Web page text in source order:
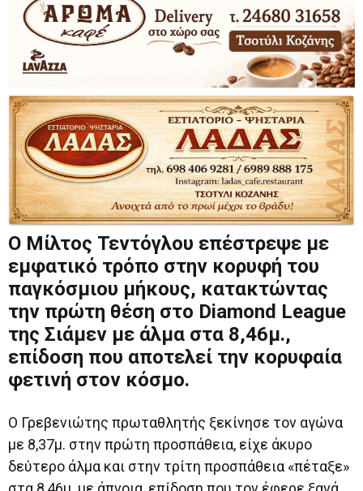
Ο Μίλτος Τεντόγλου επέστρεψε με
εμφατικό τρόπο στην κορυφή του
παγκόσμιου μήκους, κατακτώντας
την πρώτη θέση στο Diamond League
της Σιάμεν με άλμα στα 8,46μ.,
επίδοση που αποτελεί την κορυφαία
φετινή στον κόσμο.
Ο Γρεβενιώτης πρωταθλητής ξεκίνησε τον αγώνα
με 8,37μ. στην πρώτη προσπάθεια, είχε άκυρο
δεύτερο άλμα και στην τρίτη προσπάθεια «πέταξε»